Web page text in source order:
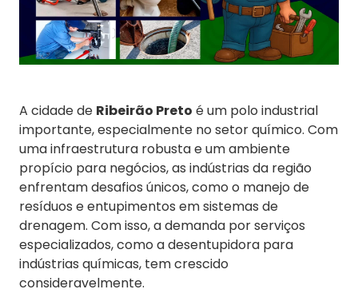
A cidade de Ribeirão Preto é um polo industrial
importante, especialmente no setor químico. Com
uma infraestrutura robusta e um ambiente
propício para negócios, as indústrias da região
enfrentam desafios únicos, como o manejo de
resíduos e entupimentos em sistemas de
drenagem. Com isso, a demanda por serviços
especializados, como a desentupidora para
indústrias químicas, tem crescido
consideravelmente.